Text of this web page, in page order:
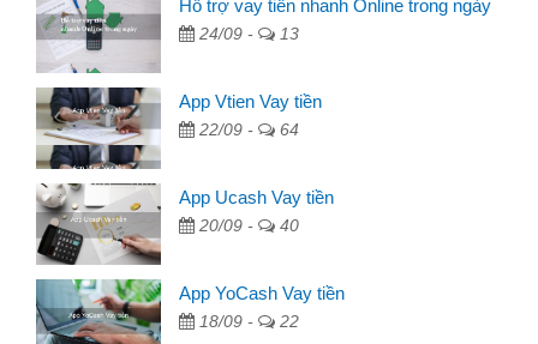
Hỗ trợ vay tiền nhanh Online trong ngày
24/09 - 13
App Vtien Vay tiền
22/09 - 64
App Ucash Vay tiền
20/09 - 40
App YoCash Vay tiền
18/09 - 22